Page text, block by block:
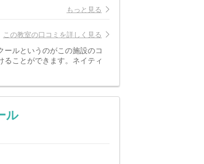
もっと見る
この教室の口コミを詳しく見る
ルというのがこの施設のコ
ことができます。ネイティ
ル